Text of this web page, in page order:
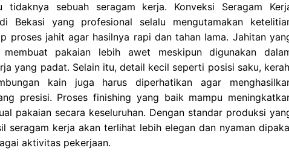
tidaknya sebuah seragam kerja. Konveksi Seragam
Bekasi yang profesional selalu mengutamakan
proses jahit agar hasilnya rapi dan tahan lama. Jahitan
pakaian lebih awet meskipun digunakan
yang padat. Selain itu, detail kecil seperti posisi saku,
kain juga harus diperhatikan agar
presisi. Proses finishing yang baik mampu
pakaian secara keseluruhan. Dengan standar produksi
seragam kerja akan terlihat lebih elegan dan nyaman
aktivitas pekerjaan.